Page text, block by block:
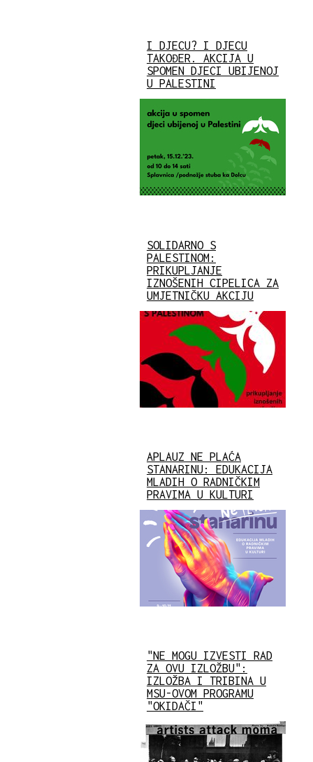
I DJECU? I DJECU
TAKOĐER. AKCIJA U
SPOMEN DJECI UBIJENOJ
U PALESTINI
SOLIDARNO S
PALESTINOM:
PRIKUPLJANJE
IZNOŠENIH CIPELICA ZA
UMJETNIČKU AKCIJU
APLAUZ NE PLAĆA
STANARINU: EDUKACIJA
MLADIH O RADNIČKIM
PRAVIMA U KULTURI
"NE MOGU IZVESTI RAD
ZA OVU IZLOŽBU":
IZLOŽBA I TRIBINA U
MSU-OVOM PROGRAMU
"OKIDAČI"